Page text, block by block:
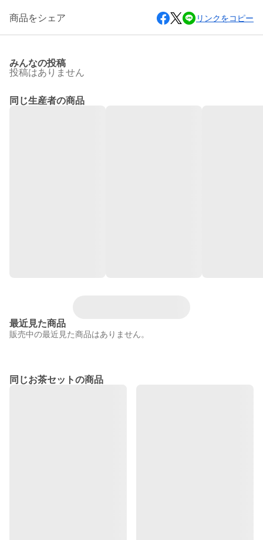
商品をシェア リンクをコピー
みんなの投稿
投稿はありません
同じ生産者の商品
最近見た商品
販売中の最近見た商品はありません。
同じお茶セットの商品